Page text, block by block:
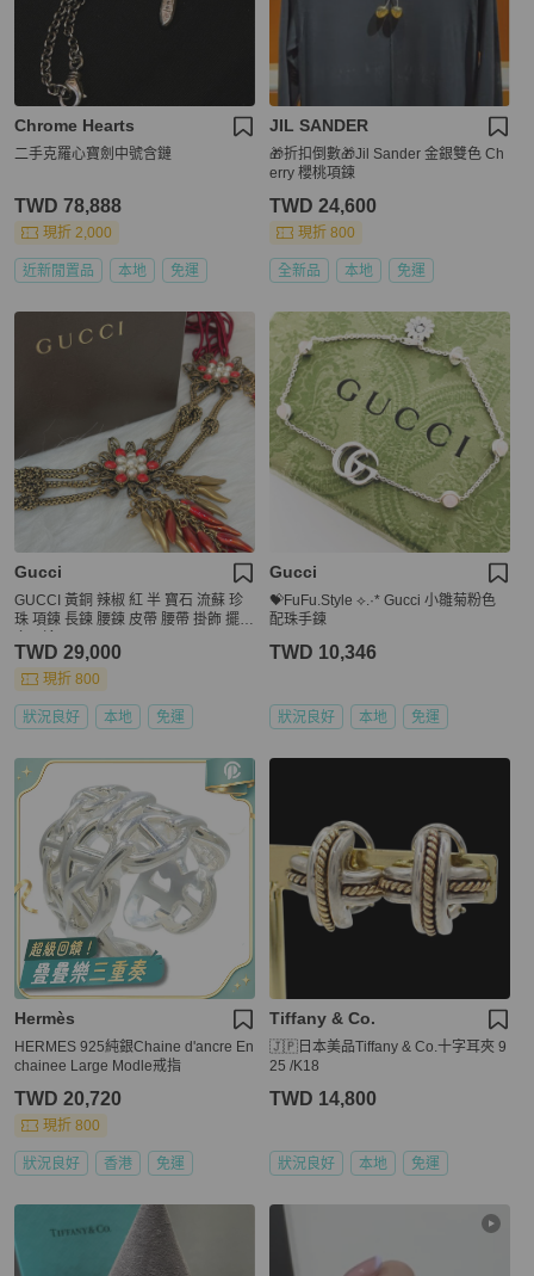
Chrome Hearts
二手克羅心寶劍中號含鏈
TWD 78,888
現折 2,000
近新閒置品 本地 免運
JIL SANDER
🎁折扣倒數🎁Jil Sander 金銀雙色 Ch
erry 櫻桃項鍊
TWD 24,600
現折 800
全新品 本地 免運
Gucci
GUCCI 黃銅 辣椒 紅 半 寶石 流蘇 珍
珠 項鍊 長鍊 腰鍊 皮帶 腰帶 掛飾 擺件
TWD 29,000
現折 800
狀況良好 本地 免運
Gucci
💝FuFu.Style ⟡.·* Gucci 小雛菊粉色
配珠手鍊
TWD 10,346
狀況良好 本地 免運
Hermès
HERMES 925純銀Chaine d'ancre En
chainee Large Modle戒指
TWD 20,720
現折 800
狀況良好 香港 免運
Tiffany & Co.
🇯🇵日本美品Tiffany & Co.十字耳夾 9
25 /K18
TWD 14,800
狀況良好 本地 免運